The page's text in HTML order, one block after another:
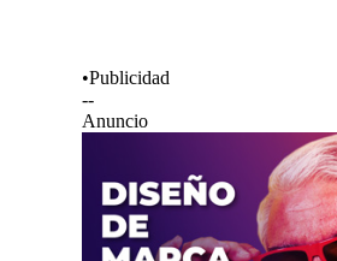
•Publicidad
--
Anuncio